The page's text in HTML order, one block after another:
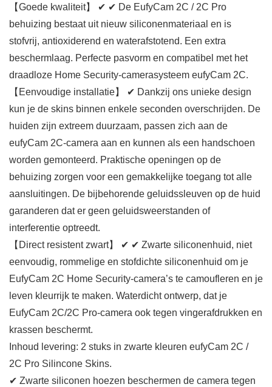
【Goede kwaliteit】 ✔ ✔ De EufyCam 2C / 2C Pro
behuizing bestaat uit nieuw siliconenmateriaal en is
stofvrij, antioxiderend en waterafstotend. Een extra
beschermlaag. Perfecte pasvorm en compatibel met het
draadloze Home Security-camerasysteem eufyCam 2C.
【Eenvoudige installatie】 ✔ Dankzij ons unieke design
kun je de skins binnen enkele seconden overschrijden. De
huiden zijn extreem duurzaam, passen zich aan de
eufyCam 2C-camera aan en kunnen als een handschoen
worden gemonteerd. Praktische openingen op de
behuizing zorgen voor een gemakkelijke toegang tot alle
aansluitingen. De bijbehorende geluidssleuven op de huid
garanderen dat er geen geluidsweerstanden of
interferentie optreedt.
【Direct resistent zwart】 ✔ ✔ Zwarte siliconenhuid, niet
eenvoudig, rommelige en stofdichte siliconenhuid om je
EufyCam 2C Home Security-camera’s te camoufleren en je
leven kleurrijk te maken. Waterdicht ontwerp, dat je
EufyCam 2C/2C Pro-camera ook tegen vingerafdrukken en
krassen beschermt.
Inhoud levering: 2 stuks in zwarte kleuren eufyCam 2C /
2C Pro Silincone Skins.
✔ Zwarte siliconen hoezen beschermen de camera tegen